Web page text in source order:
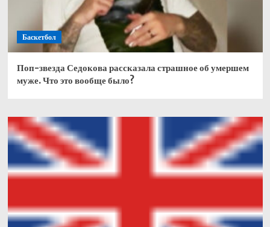
Баскетбол
Поп-звезда Седокова рассказала страшное об умершем
муже. Что это вообще было?